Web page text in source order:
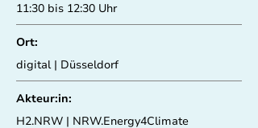
11:30 bis 12:30 Uhr
Ort:
digital | Düsseldorf
Akteur:in:
H2.NRW | NRW.Energy4Climate